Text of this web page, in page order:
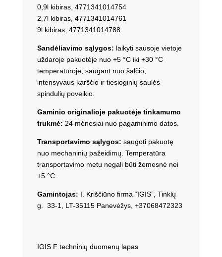
0,9l kibiras, 4771341014754
2,7l kibiras, 4771341014761
9l kibiras, 4771341014788
Sandėliavimo sąlygos: laikyti sausoje vietoje
uždaroje pakuotėje nuo +5 °C iki +30 °C
temperatūroje, saugant nuo šalčio,
intensyvaus karščio ir tiesioginių saulės
spindulių poveikio.
Gaminio originalioje pakuotėje tinkamumo
trukmė: 24 mėnesiai nuo pagaminimo datos.
Transportavimo sąlygos: saugoti pakuotę
nuo mechaninių pažeidimų. Temperatūra
transportavimo metu negali būti žemesnė nei
+5 °C.
Gamintojas: I. Kriščiūno firma “IGIS”, Tinklų
g. 33-1, LT-35115 Panevėžys, +37068472323
IGIS F techninių duomenų lapas